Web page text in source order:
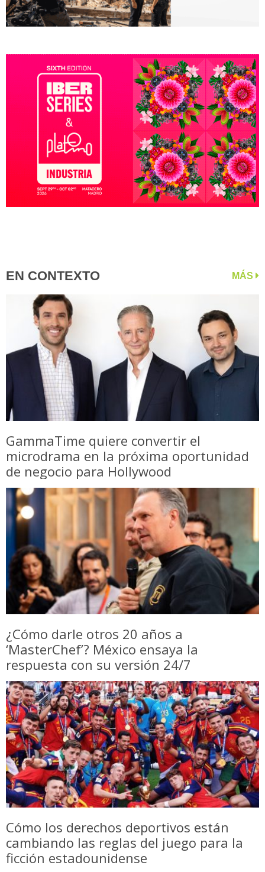
EN CONTEXTO MÁS
GammaTime quiere convertir el
microdrama en la próxima oportunidad
de negocio para Hollywood
¿Cómo darle otros 20 años a
‘MasterChef’? México ensaya la
respuesta con su versión 24/7
Cómo los derechos deportivos están
cambiando las reglas del juego para la
ficción estadounidense